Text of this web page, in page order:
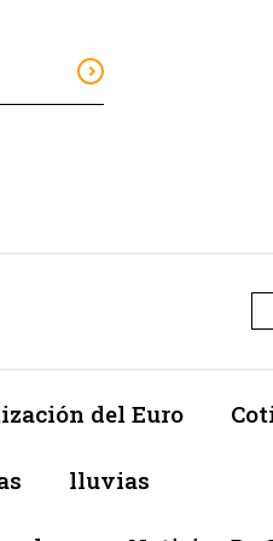
del Euro
lluvias